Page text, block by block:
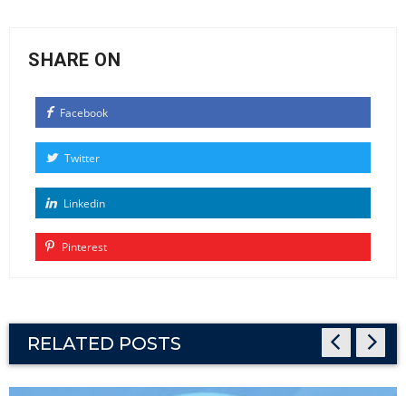
SHARE ON
Facebook
Twitter
Linkedin
Pinterest
RELATED POSTS